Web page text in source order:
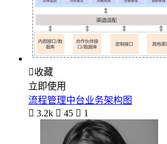
收藏
立即使用
流程管理中台业务架构图
 3.2k  45  1